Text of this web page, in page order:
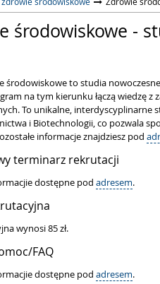
środowiskowe -
środowiskowe to studia
na tym kierunku łączą wiedzę
To unikalne, interdyscyplinarne
i Biotechnologii, co pozwala
informacje znajdziesz pod
terminarz rekrutacji
dostępne pod adresem.
wynosi 85 zł.
FAQ
dostępne pod adresem.